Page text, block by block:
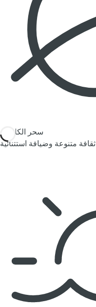
سحر الكاريبي
ثقافة متنوعة وضيافة استثنائية